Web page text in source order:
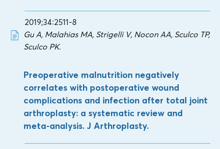
2019;34:2511-8
Gu A, Malahias MA, Strigelli V, Nocon AA, Sculco TP,
Sculco PK.
Preoperative malnutrition negatively
correlates with postoperative wound
complications and infection after total joint
arthroplasty: a systematic review and
meta-analysis. J Arthroplasty.